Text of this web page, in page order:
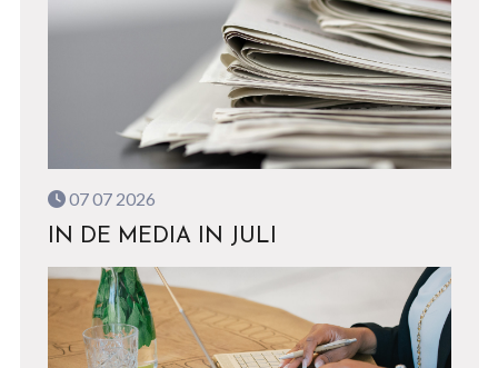
07 07 2026
IN DE MEDIA IN JULI